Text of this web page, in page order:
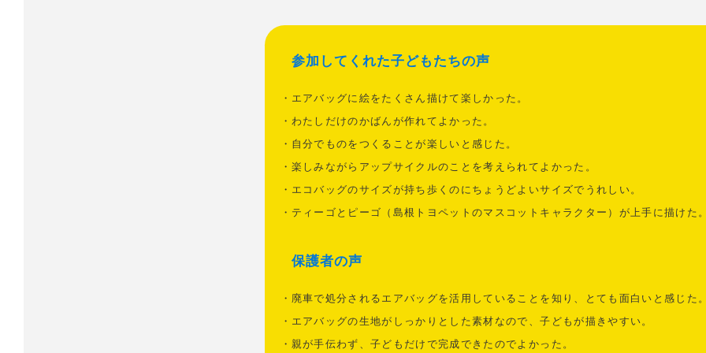
参加してくれた子どもたちの声
・ エアバッグに絵をたくさん描けて楽しかった。
・ わたしだけのかばんが作れてよかった。
・ 自分でものをつくることが楽しいと感じた。
・楽しみながらアップサイクルのことを考えられてよかった。
・ エコバッグのサイズが持ち歩くのにちょうどよいサイズでうれしい。
・ ティーゴとピーゴ（島根トヨペットのマスコットキャラクター）が上手に描けた
保護者の声
・ 廃車で処分されるエアバッグを活用していることを知り、とても面白いと感じた
・ エアバッグの生地がしっかりとした素材なので、子どもが描きやすい。
・親が手伝わず、子どもだけで完成できたのでよかった。